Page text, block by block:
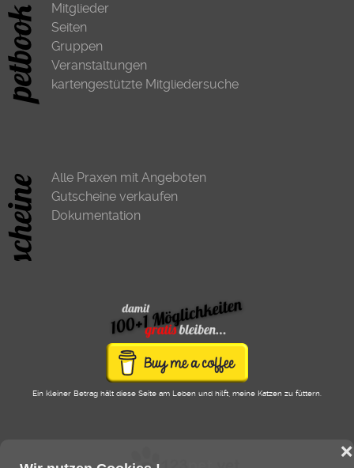
❌
Mitglieder
Seiten
Gruppen
Veranstaltungen
kartengestützte Mitgliedersuche
Alle Praxen mit Angeboten
Gutscheine verkaufen
Dokumentation
Ein kleiner Betrag hält diese Seite am Leben und hilft, meine Katzen zu füttern.